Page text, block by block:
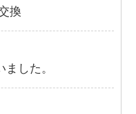
換
した。